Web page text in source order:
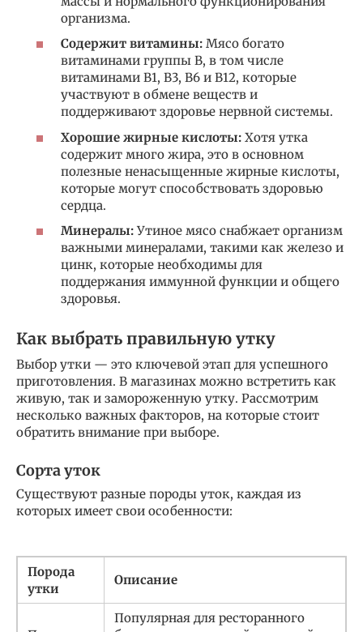
организма.
Содержит витамины: Мясо богато
витаминами группы B, в том числе
витаминами B1, B3, B6 и B12, которые
участвуют в обмене веществ и
поддерживают здоровье нервной системы.
Хорошие жирные кислоты: Хотя утка
содержит много жира, это в основном
полезные ненасыщенные жирные кислоты,
которые могут способствовать здоровью
сердца.
Минералы:Утиное мясо снабжает организм
важными минералами, такими как железо и
цинк, которые необходимы для
поддержания иммунной функции и общего
здоровья.
Как выбрать правильную утку
Выбор утки — это ключевой этап для успешного
приготовления. В магазинах можно встретить как
живую, так и замороженную утку. Рассмотрим
несколько важных факторов, на которые стоит
обратить внимание при выборе.
Сорта уток
Существуют разные породы уток, каждая из
которых имеет свои особенности:
Порода
утки
Описание
Популярная для ресторанного